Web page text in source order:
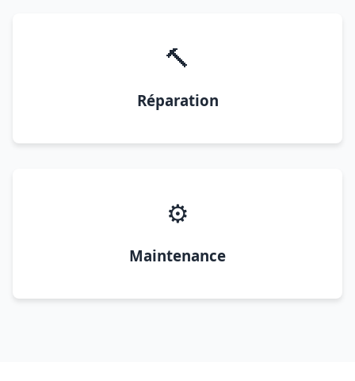
🔨
Réparation
⚙️
Maintenance